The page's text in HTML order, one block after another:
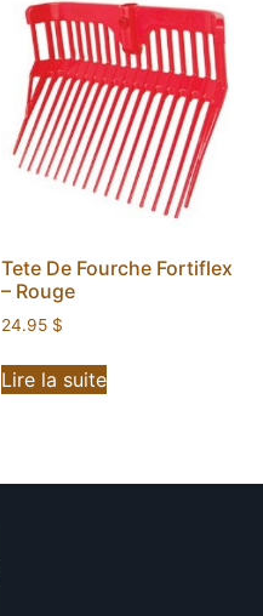
Tete De Fourche Fortiflex
– Rouge
24.95 $
Lire la suite